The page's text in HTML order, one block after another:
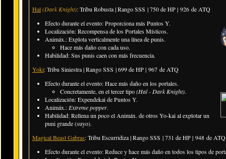
Hal(Dark Knight): Tribu Robusta | Rango SSS | 750 de HP | 926 de ATQ
Efecto durante el evento: Proporciona más Puntos Y.
Localización: Recompensa de los Portales Místicos.
Animáx.: Explota verticalmente una línea de punis.
Hace más daño con cada uso.
Habilidad: Sus punis caen con más frecuencia.
Yoki: Tribu Siniestra | Rango SSS | 699 de HP | 967 de ATQ
Efecto durante el evento: Hace más daño en los portales.
​Concretamente, en el tercer tipo(Hal - Dark Knight).
Localización:Expendekai de Puntos Y.
Animáx.:Extreme popper.
Habilidad: Rellena un poco el Animáx. de otros Yo-kai al explotar un
puni grande (suyo).
Magical Beast Gabras: Tribu Escurridiza | Rango SSS | 731 de HP | 948 de ATQ
Efecto durante el evento: Reduce y hace más daño en todos los tipos de